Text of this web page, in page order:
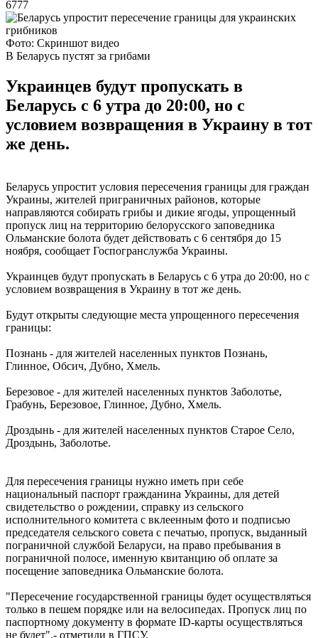
6777
Фото: Скриншот видео
В Беларусь пустят за грибами
Украинцев будут пропускать в
Беларусь с 6 утра до 20:00, но с
условием возвращения в Украину в тот
же день.
Беларусь упростит условия пересечения границы для граждан
Украины, жителей приграничных районов, которые
направляются собирать грибы и дикие ягоды, упрощенный
пропуск лиц на территорию белорусского заповедника
Ольманские болота будет действовать с 6 сентября до 15
ноября, сообщает Госпогранслужба Украины.
Украинцев будут пропускать в Беларусь с 6 утра до 20:00, но с
условием возвращения в Украину в тот же день.
Будут открыты следующие места упрощенного пересечения
границы:
Познань - для жителей населенных пунктов Познань,
Глинное, Обсич, Дубно, Хмель.
Березовое - для жителей населенных пунктов Заболотье,
Грабунь, Березовое, Глинное, Дубно, Хмель.
Дроздынь - для жителей населенных пунктов Старое Село,
Дроздынь, Заболотье.
Для пересечения границы нужно иметь при себе
национальный паспорт гражданина Украины, для детей
свидетельство о рождении, справку из сельского
исполнительного комитета с вклеенным фото и подписью
председателя сельского совета с печатью, пропуск, выданный
пограничной службой Беларуси, на право пребывания в
пограничной полосе, именную квитанцию об оплате за
посещение заповедника Ольманские болота.
"Пересечение государственной границы будет осуществляться
только в пешем порядке или на велосипедах. Пропуск лиц по
паспортному документу в формате ID-карты осуществляться
не будет",- отметили в ГПСУ.